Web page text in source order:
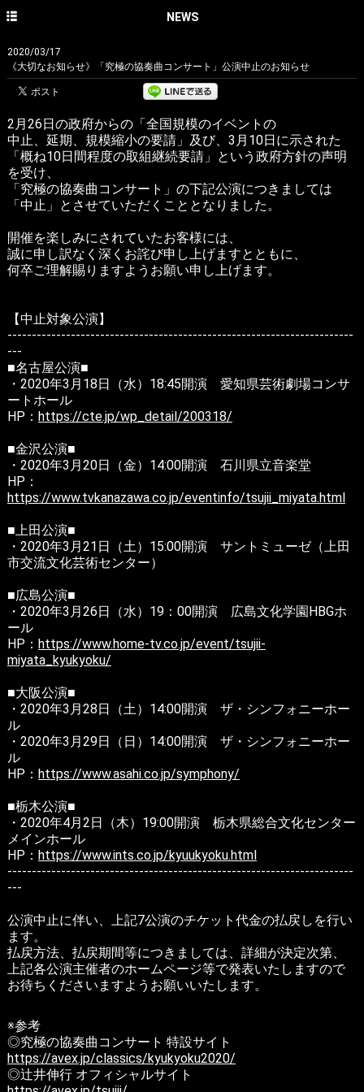
NEWS
2020/03/17
《大切なお知らせ》「究極の協奏曲コンサート」公演中止のお知らせ
2月26日の政府からの「全国規模のイベントの
中止、延期、規模縮小の要請」及び、3月10日に示された
「概ね10日間程度の取組継続要請」という政府方針の声明
を受け、
「究極の協奏曲コンサート」の下記公演につきましては
「中止」とさせていただくこととなりました。
開催を楽しみにされていたお客様には、
誠に申し訳なく深くお詫び申し上げますとともに、
何卒ご理解賜りますようお願い申し上げます。
【中止対象公演】
-----------------------------------------------------------------------
---
■名古屋公演■
・2020年3月18日（水）18:45開演 愛知県芸術劇場コンサ
ートホール
HP： https://cte.jp/wp_detail/200318/
■金沢公演■
・2020年3月20日（金）14:00開演 石川県立音楽堂
HP：
https://www.tvkanazawa.co.jp/eventinfo/tsujii_miyata.html
■上田公演■
・2020年3月21日（土）15:00開演 サントミューゼ（上田
市交流文化芸術センター）
■広島公演■
・2020年3月26日（水）19：00開演 広島文化学園HBGホ
ール
HP： https://www.home-tv.co.jp/event/tsujii-
miyata_kyukyoku/
■大阪公演■
・2020年3月28日（土）14:00開演 ザ・シンフォニーホー
ル
・2020年3月29日（日）14:00開演 ザ・シンフォニーホー
ル
HP： https://www.asahi.co.jp/symphony/
■栃木公演■
・2020年4月2日（木）19:00開演 栃木県総合文化センター
メインホール
HP： https://www.ints.co.jp/kyuukyoku.html
-----------------------------------------------------------------------
---
公演中止に伴い、上記7公演のチケット代金の払戻しを行い
ます。
払戻方法、払戻期間等につきましては、詳細が決定次第、
上記各公演主催者のホームページ等で発表いたしますので
お待ちくださいますようお願いいたします。
※参考
◎究極の協奏曲コンサート 特設サイト
https://avex.jp/classics/kyukyoku2020/
◎辻井伸行 オフィシャルサイト
NEWS
CONCERT
PROFILE
PHOTO GALLERY
CONTACT
English site
avex classics official site
avex classics twitter
avex classics YouTube
Instagram